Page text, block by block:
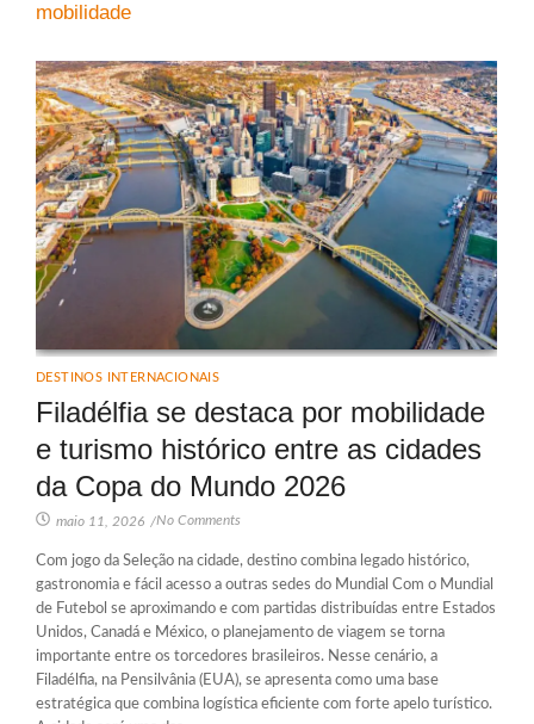
mobilidade
DESTINOS INTERNACIONAIS
Filadélfia se destaca por mobilidade
e turismo histórico entre as cidades
da Copa do Mundo 2026
maio 11, 2026 /No Comments
Com jogo da Seleção na cidade, destino combina legado histórico,
gastronomia e fácil acesso a outras sedes do Mundial Com o Mundial
de Futebol se aproximando e com partidas distribuídas entre Estados
Unidos, Canadá e México, o planejamento de viagem se torna
importante entre os torcedores brasileiros. Nesse cenário, a
Filadélfia, na Pensilvânia (EUA), se apresenta como uma base
estratégica que combina logística eficiente com forte apelo turístico.